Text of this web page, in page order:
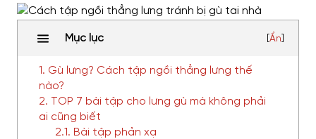
Mục lục Ẩn
1. Gù lưng? Cách tập ngồi thẳng lưng thế
nào?
2. TOP 7 bài tập cho lưng gù mà không phải
ai cũng biết
2.1. Bài tập phản xạ